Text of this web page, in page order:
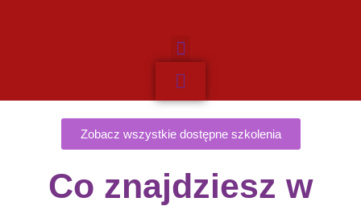
Zobacz wszystkie dostępne szkolenia
Co znajdziesz w